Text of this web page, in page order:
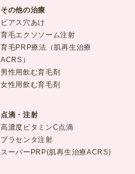
その他の治療
ピアス穴あけ
育毛エクソソーム注射
育毛PRP療法（肌再生治療
ACRS）
男性用飲む育毛剤
女性用飲む育毛剤
点滴・注射
高濃度ビタミンC点滴
プラセンタ注射
スーパーPRP(肌再生治療ACRS)